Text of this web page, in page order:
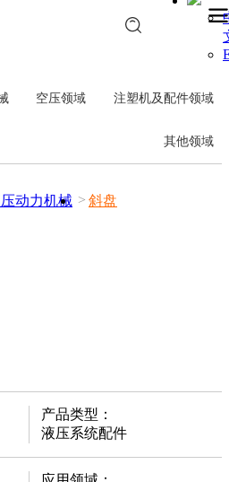
空压领域 注塑机及配件领域
其他领域
动力机械 斜盘
产品类型：
液压系统配件